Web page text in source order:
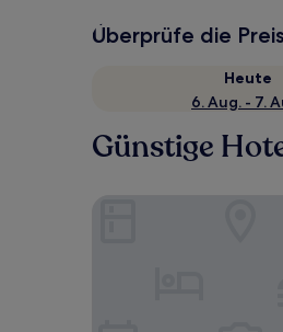
Überprüfe die
Heute
6. Aug. - 7.
Günstige
Country Inn & Suites by